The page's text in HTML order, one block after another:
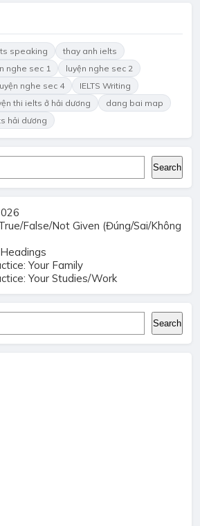
speaking
thay anh ielts
nghe sec 1
luyện nghe sec 2
nghe sec 4
IELTS Writing
thi ielts ở hải dương
dang bai map
hải dương
Search
False/Not Given (Đúng/Sai/Không
Your Family
Your Studies/Work
Search